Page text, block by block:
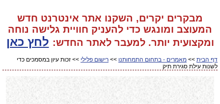
מבקרים יקרים, השקנו אתר אינטרנט חדש
המעוצב ומונגש כדי להעניק חוויית גלישה נוחה
ומקצועית יותר. למעבר לאתר החדש: לחץ כאן
דף הבית >> מאמרים - בתחום התמחותנו >> רישום פלילי >> זכות עיון במסמכים כדי
לשנות עילת סגירת תיק